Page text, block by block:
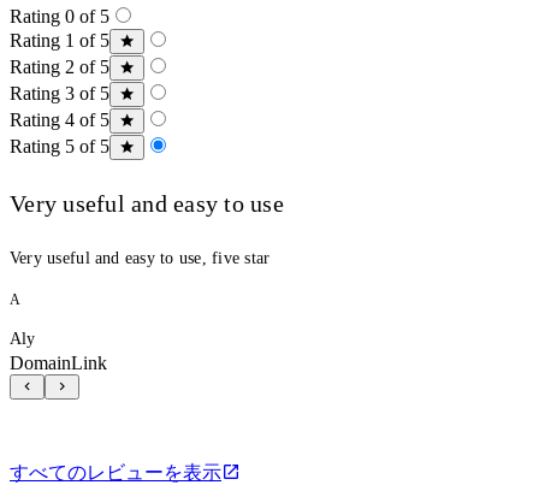
Rating 0 of 5
Rating 1 of 5
Rating 2 of 5
Rating 3 of 5
Rating 4 of 5
Rating 5 of 5
Very useful and easy to use
Very useful and easy to use, five star
A
Aly
DomainLink
すべてのレビューを表示